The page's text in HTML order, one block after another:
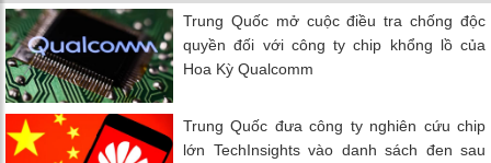
Trung Quốc mở cuộc điều tra chống độc
quyền đối với công ty chip khổng lồ của
Hoa Kỳ Qualcomm
Trung Quốc đưa công ty nghiên cứu chip
lớn TechInsights vào danh sách đen sau